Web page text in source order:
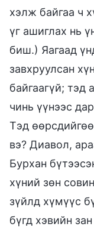
хэлж байгаа ч
үг ашиглах нь
биш.) Яагаад
завхруулсан
байгаагүй; тэд
чинь үүнээс
Тэд
вэ? Диавол,
Бурхан
хүний зөн
зүйлд хүмүүс
бүгд хэвийн